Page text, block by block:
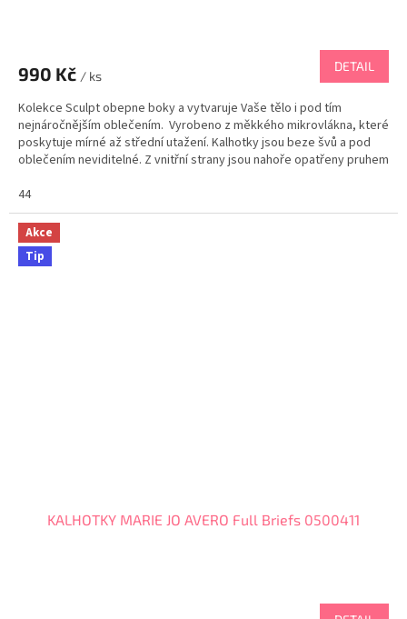
990 Kč / ks
DETAIL
Kolekce Sculpt obepne boky a vytvaruje Vaše tělo i pod tím
nejnáročnějším oblečením. Vyrobeno z měkkého mikrovlákna, které
poskytuje mírné až střední utažení. Kalhotky jsou beze švů a pod
oblečením neviditelné. Z vnitřní strany jsou nahoře opatřeny pruhem
44
Akce
Tip
KALHOTKY MARIE JO AVERO Full Briefs 0500411